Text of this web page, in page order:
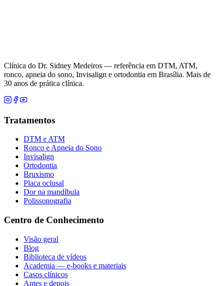
Clínica do Dr. Sidney Medeiros — referência em DTM, ATM,
ronco, apneia do sono, Invisalign e ortodontia em Brasília. Mais de
30 anos de prática clínica.
Tratamentos
DTM e ATM
Ronco e Apneia do Sono
Invisalign
Ortodontia
Bruxismo
Placa oclusal
Dor na mandíbula
Polissonografia
Centro de Conhecimento
Visão geral
Blog
Biblioteca de vídeos
Academia — e-books e materiais
Casos clínicos
Antes e depois